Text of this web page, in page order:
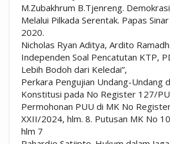
M.Zubakhrum B.Tjenreng.
Melalui Pilkada Serentak. Papas
2020.
Nicholas Ryan Aditya, Ardito
Independen Soal Pencatutan KTP,
Lebih Bodoh dari Keledai”,
Perkara Pengujian Undang-Undang
Konstitusi pada No Register 127/
Permohonan PUU di MK No
XXII/2024, hlm. 8. Putusan MK No
hlm 7